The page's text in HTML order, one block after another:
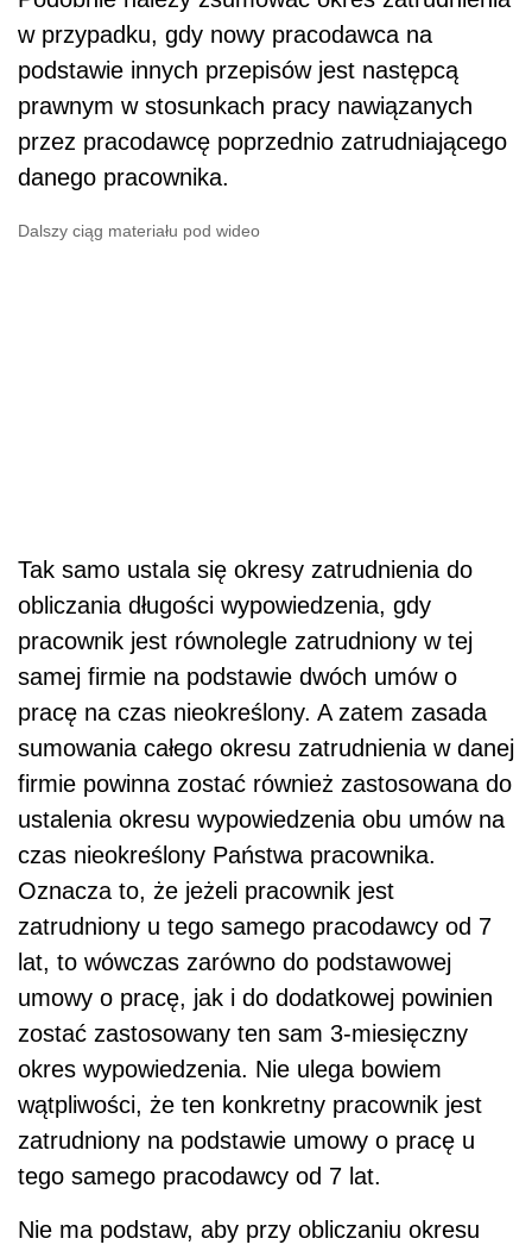
w przypadku, gdy nowy pracodawca na
podstawie innych przepisów jest następcą
prawnym w stosunkach pracy nawiązanych
przez pracodawcę poprzednio zatrudniającego
danego pracownika.
Dalszy ciąg materiału pod wideo
Tak samo ustala się okresy zatrudnienia do
obliczania długości wypowiedzenia, gdy
pracownik jest równolegle zatrudniony w tej
samej firmie na podstawie dwóch umów o
pracę na czas nieokreślony. A zatem zasada
sumowania całego okresu zatrudnienia w danej
firmie powinna zostać również zastosowana do
ustalenia okresu wypowiedzenia obu umów na
czas nieokreślony Państwa pracownika.
Oznacza to, że jeżeli pracownik jest
zatrudniony u tego samego pracodawcy od 7
lat, to wówczas zarówno do podstawowej
umowy o pracę, jak i do dodatkowej powinien
zostać zastosowany ten sam 3-miesięczny
okres wypowiedzenia. Nie ulega bowiem
wątpliwości, że ten konkretny pracownik jest
zatrudniony na podstawie umowy o pracę u
tego samego pracodawcy od 7 lat.
Nie ma podstaw, aby przy obliczaniu okresu